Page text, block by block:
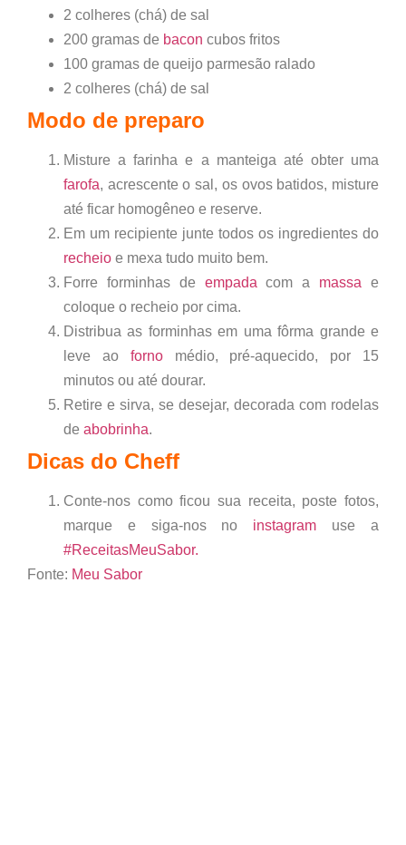
2 colheres (chá) de sal
200 gramas de bacon cubos fritos
100 gramas de queijo parmesão ralado
2 colheres (chá) de sal
Modo de preparo
Misture a farinha e a manteiga até obter uma
farofa, acrescente o sal, os ovos batidos, misture
até ficar homogêneo e reserve.
Em um recipiente junte todos os ingredientes do
recheio e mexa tudo muito bem.
Forre forminhas de empada com a massa e
coloque o recheio por cima.
Distribua as forminhas em uma fôrma grande e
leve ao fornomédio, pré-aquecido, por 15
minutos ou até dourar.
Retire e sirva, se desejar, decorada com rodelas
de abobrinha.
Dicas do Cheff
Conte-nos como ficou sua receita, poste fotos,
marque e siga-nos no instagram use a
#ReceitasMeuSabor.
Fonte: Meu Sabor